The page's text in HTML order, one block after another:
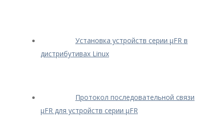
Установка устройств серии μFR в
дистрибутивах Linux
Протокол последовательной связи
μFR для устройств серии μFR